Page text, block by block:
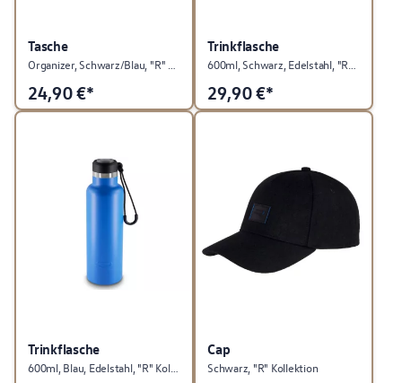
Tasche
Organizer, Schwarz/Blau, "R" Kollektion
24,90€*
Trinkflasche
600ml, Schwarz, Edelstahl, "R" Kollektion
29,90€*
Trinkflasche
600ml, Blau, Edelstahl, "R" Kollektion
Cap
Schwarz, "R" Kollektion